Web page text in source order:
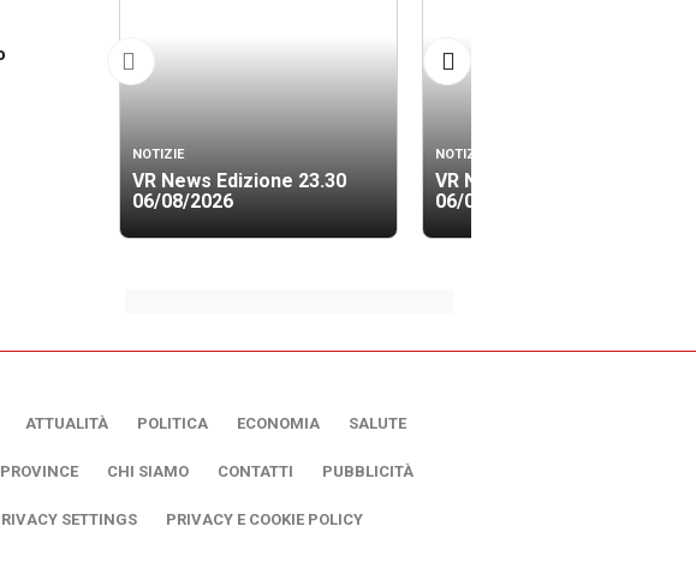
NOTIZIE
VR News Edizione 23.30
06/08/2026
NOTIZIE
VR News Edizione 19.40
06/08/2026
ATTUALITÀ POLITICA ECONOMIA SALUTE
PROVINCE CHI SIAMO CONTATTI PUBBLICITÀ
SETTINGS PRIVACY E COOKIE POLICY